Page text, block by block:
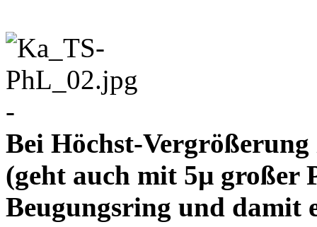
-
Bei Höchst-
(geht auch mit 5µ großer
Beugungsring und damit